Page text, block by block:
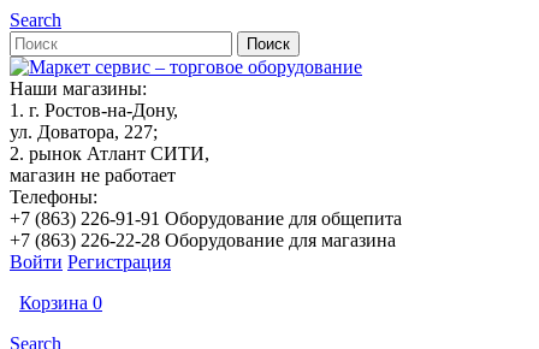
Search
Наши магазины:
1. г. Ростов-на-Дону,
ул. Доватора, 227;
2. рынок Атлант СИТИ,
магазин не работает
Телефоны:
+7 (863) 226-91-91 Оборудование для общепита
+7 (863) 226-22-28 Оборудование для магазина
Войти Регистрация
Корзина 0
Search